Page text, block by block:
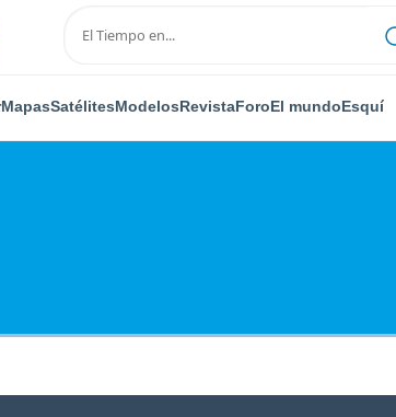
MapasSatélitesModelosRevistaForoEl mundoEsquí